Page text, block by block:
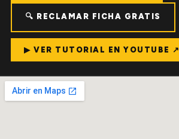
🔍 RECLAMAR FICHA GRATIS
▶ VER TUTORIAL EN YOUTUBE ↗